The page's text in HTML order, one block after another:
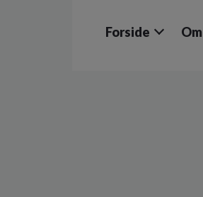
Forside